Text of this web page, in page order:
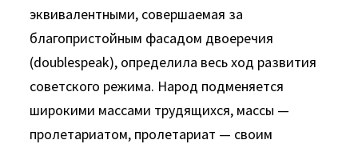
эквивалентны­ми, совершаемая за
благопристойным фасадом двоеречия
(doublespeak), определила весь ход развития
советского режима. На­род подменяется
широкими массами трудящихся, массы —
пролетариатом, пролетариат — своим